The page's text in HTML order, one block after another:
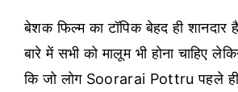
बेशक फिल्म का टॉपिक बेहद ही
बारे में सभी को मालूम भी होना चाहिए
कि जो लोग Soorarai Pottru पहले